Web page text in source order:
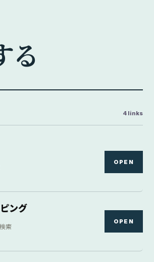
る
4 links
OPEN
ング
索
OPEN